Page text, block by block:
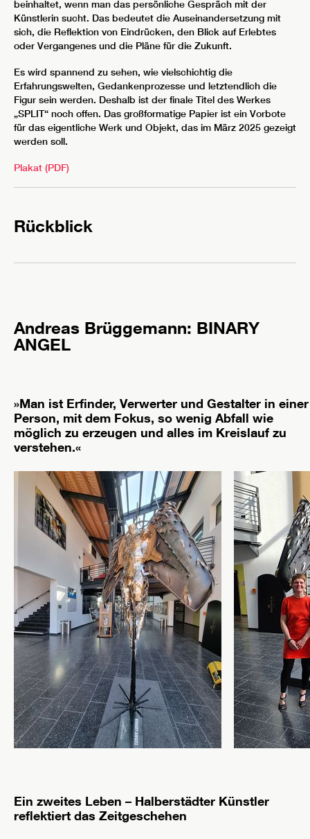
beinhaltet, wenn man das persönliche Gespräch mit der
Künstlerin sucht. Das bedeutet die Auseinandersetzung mit
sich, die Reflektion von Eindrücken, den Blick auf Erlebtes
oder Vergangenes und die Pläne für die Zukunft.
Es wird spannend zu sehen, wie vielschichtig die
Erfahrungswelten, Gedankenprozesse und letztendlich die
Figur sein werden. Deshalb ist der finale Titel des Werkes
„SPLIT“ noch offen. Das großformatige Papier ist ein Vorbote
für das eigentliche Werk und Objekt, das im März 2025 gezeigt
werden soll.
Plakat (PDF)
Rückblick
Andreas Brüggemann: BINARY
ANGEL
»Man ist Erfinder, Verwerter und Gestalter in einer
Person, mit dem Fokus, so wenig Abfall wie
möglich zu erzeugen und alles im Kreislauf zu
verstehen.«
Ein zweites Leben – Halberstädter Künstler
reflektiert das Zeitgeschehen